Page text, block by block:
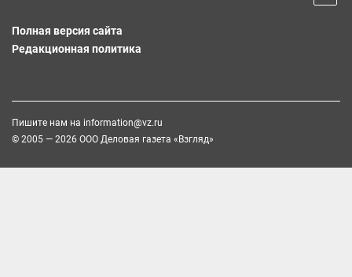
Полная версия сайта
Редакционная политика
Пишите нам на information@vz.ru
© 2005 — 2026 ООО Деловая газета «Взгляд»